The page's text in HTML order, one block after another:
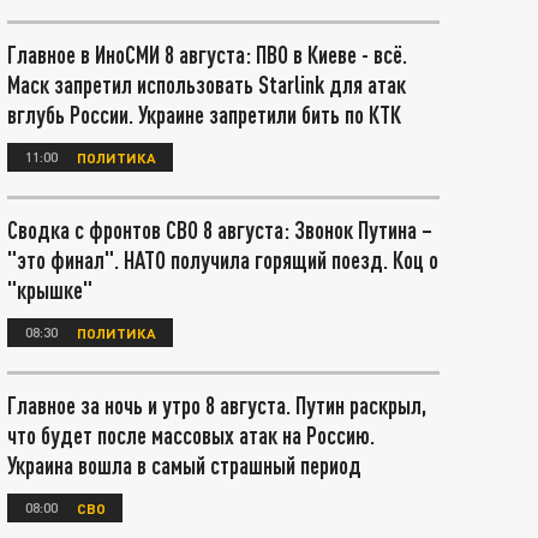
Главное в ИноСМИ 8 августа: ПВО в Киеве - всё.
Маск запретил использовать Starlink для атак
вглубь России. Украине запретили бить по КТК
11:00 ПОЛИТИКА
Сводка с фронтов СВО 8 августа: Звонок Путина –
"это финал". НАТО получила горящий поезд. Коц о
"крышке"
08:30 ПОЛИТИКА
Главное за ночь и утро 8 августа. Путин раскрыл,
что будет после массовых атак на Россию.
Украина вошла в самый страшный период
08:00 СВО